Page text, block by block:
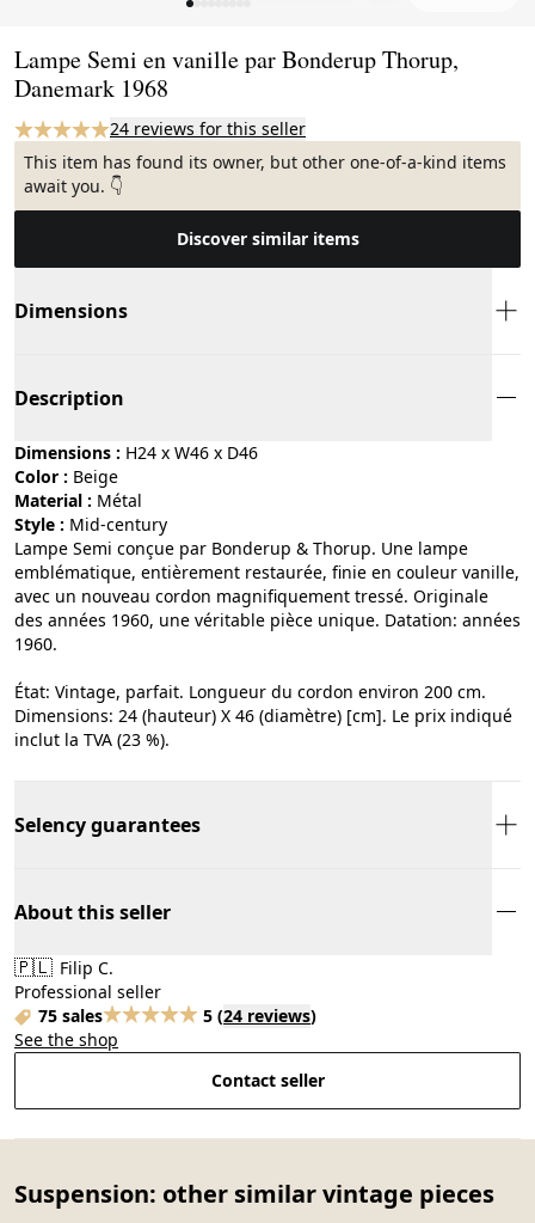
Lampe Semi en vanille par Bonderup Thorup,
Danemark 1968
24 reviews for this seller
This item has found its owner, but other one-of-a-kind items
await you. 👇
Discover similar items
Dimensions
Description
Dimensions : H24 x W46 x D46
Color :
beige
Material :
métal
Style :
mid-century
Lampe Semi conçue par Bonderup & Thorup. Une lampe
emblématique, entièrement restaurée, finie en couleur vanille,
avec un nouveau cordon magnifiquement tressé. Originale
des années 1960, une véritable pièce unique. Datation: années
1960.
État: Vintage, parfait. Longueur du cordon environ 200 cm.
Dimensions: 24 (hauteur) X 46 (diamètre) [cm]. Le prix indiqué
inclut la TVA (23 %).
Selency guarantees
About this seller
🇵🇱 Filip C.
Professional seller
75 sales
5 (24 reviews)
See the shop
Contact seller
Suspension: other similar vintage pieces